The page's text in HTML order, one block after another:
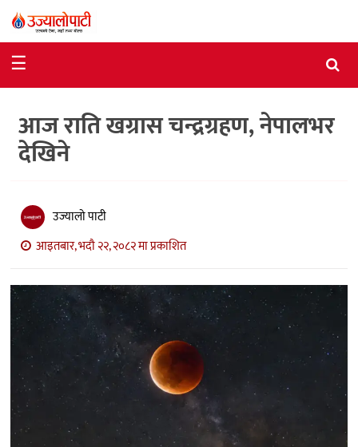
राजनीति
विशेष
आर्थिक
अन्तर्वार्ता
मनोरञ्जन
विज्ञान
प्रविधि
अन्य
☰
आज राति खग्रास चन्द्रग्रहण, नेपालभर
देखिने
उज्यालो पाटी
आइतबार, भदौ २२, २०८२ मा प्रकाशित